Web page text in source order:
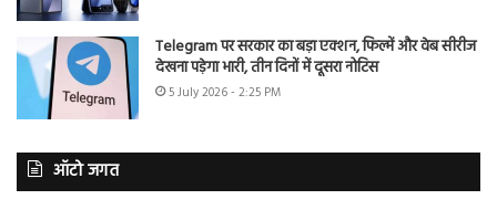
Telegram पर सरकार का बड़ा एक्शन, फिल्में और वेब सीरीज
देखना पड़ेगा भारी, तीन दिनों में दूसरा नोटिस
5 July 2026 - 2:25 PM
ऑटो जगत